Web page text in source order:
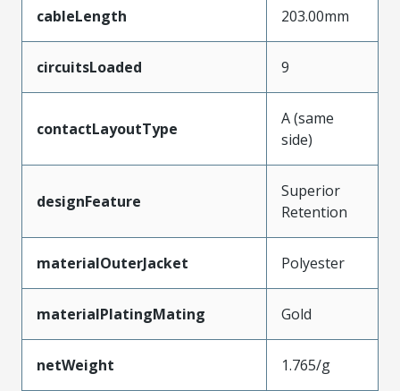
cableLength 203.00mm
circuitsLoaded 9
contactLayoutType
A (same
side)
designFeature
Superior
Retention
materialOuterJacket Polyester
materialPlatingMating Gold
netWeight 1.765/g